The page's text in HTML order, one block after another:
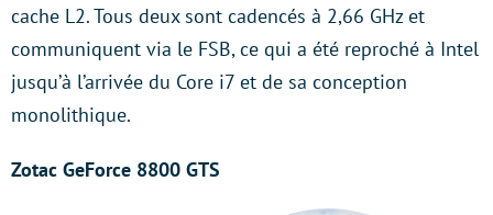
cache L2. Tous deux sont cadencés à 2,66 GHz et
communiquent via le FSB, ce qui a été reproché à Intel
jusqu’à l’arrivée du Core i7 et de sa conception
monolithique.
Zotac GeForce 8800 GTS